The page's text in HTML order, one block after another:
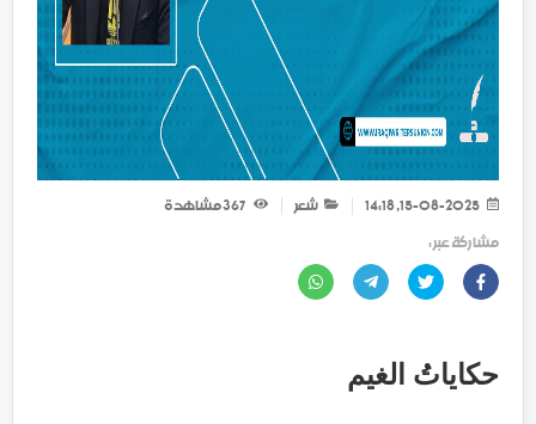
شعر
مشاهدة
مشاركة عبر :
حكاياتُ الغيم